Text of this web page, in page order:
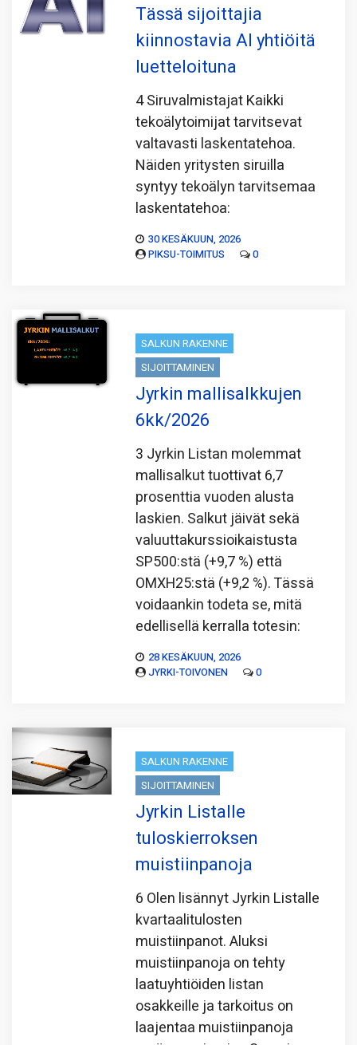
Tässä sijoittajia
kiinnostavia AI yhtiöitä
luetteloituna
4 Siruvalmistajat Kaikki
tekoälytoimijat tarvitsevat
valtavasti laskentatehoa.
Näiden yritysten siruilla
syntyy tekoälyn tarvitsemaa
laskentatehoa:
30 KESÄKUUN, 2026
PIKSU-TOIMITUS
0
SALKUN RAKENNE
SIJOITTAMINEN
Jyrkin mallisalkkujen
6kk/2026
3 Jyrkin Listan molemmat
mallisalkut tuottivat 6,7
prosenttia vuoden alusta
laskien. Salkut jäivät sekä
valuuttakurssioikaistusta
SP500:stä (+9,7 %) että
OMXH25:stä (+9,2 %). Tässä
voidaankin todeta se, mitä
edellisellä kerralla totesin:
28 KESÄKUUN, 2026
JYRKI-TOIVONEN
0
SALKUN RAKENNE
SIJOITTAMINEN
Jyrkin Listalle
tuloskierroksen
muistiinpanoja
6 Olen lisännyt Jyrkin Listalle
kvartaalitulosten
muistiinpanot. Aluksi
muistiinpanoja on tehty
laatuyhtiöiden listan
osakkeille ja tarkoitus on
laajentaa muistiinpanoja